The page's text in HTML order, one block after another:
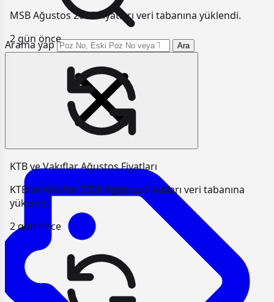
Arama yap Ara
MSB Ağustos 2026 Fiyatları veri tabanına yüklendi.
2 gün önce
KTB ve Vakıflar Ağustos Fiyatları
KTB ve Vakıflar 2026 Ağustos Fiyatları veri tabanına
yüklendi.
2 gün önce